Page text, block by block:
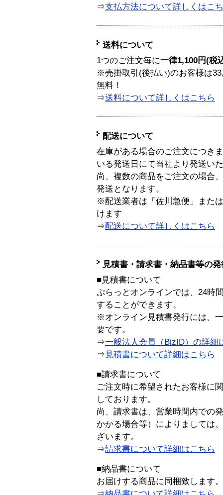
⇒支払方法について詳しくはこ
送料について
1つのご注文毎に一律1,100円(税
※売掛取引(後払い)のお客様は
無料！
⇒送料について詳しくはこちら
配送について
在庫がある場合のご注文につき
いる発送日にて当社より発送い
尚、複数の商品をご注文の場合
発送となります。
※配送業者は「佐川急便」また
けます
⇒配送について詳しくはこちら
見積書・請求書・納品書等の
■見積書について
ぷらっとオンラインでは、24時
することができます。
※オンライン見積書発行には、
要です。
⇒一般法人会員（BizID）の詳細
⇒ 見積書について詳細はこちら
■請求書について
ご注文時に希望されたお客様に
しております。
尚、請求書は、営業時間内での
かかる場合等）によりましては
ざいます。
⇒請求書について詳細はこちら
■納品書について
お届けする商品に同梱致します。